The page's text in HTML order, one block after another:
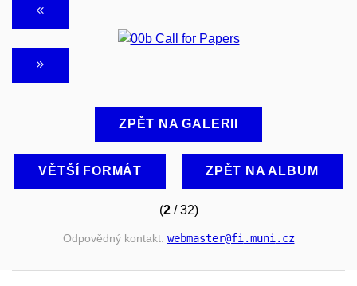
ZPĚT NA GALERII
VĚTŠÍ FORMÁT ZPĚT NA ALBUM
(2/ 32)
Odpovědný kontakt: webmaster@fi.muni.cz